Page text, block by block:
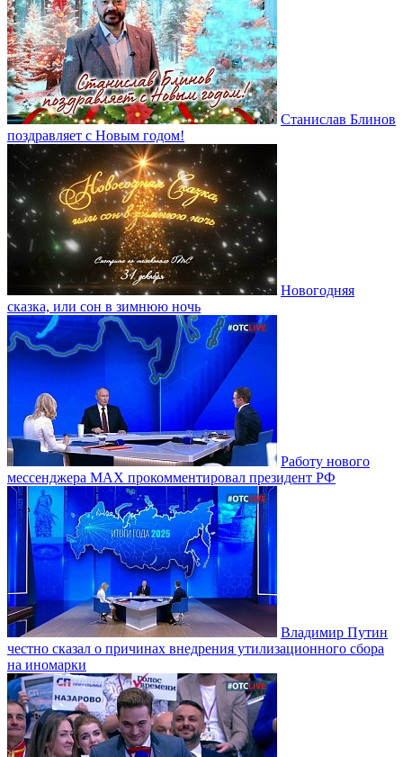
Станислав Блинов
поздравляет с Новым годом!
Новогодняя
сказка, или сон в зимнюю ночь
Работу нового
мессенджера MAX прокомментировал президент РФ
Владимир Путин
честно сказал о причинах внедрения утилизационного сбора
на иномарки